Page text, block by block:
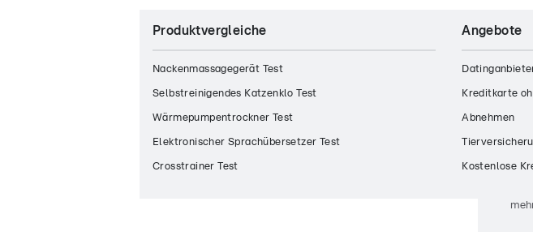
Produktvergleiche
Nackenmassagegerät Test
Selbstreinigendes Katzenklo Test
Wärmepumpentrockner Test
Elektronischer Sprachübersetzer Test
Crosstrainer Test
Angebote
Kreditkarte
Abnehmen
Kostenlose